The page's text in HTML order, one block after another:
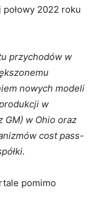
2022 roku
przychodów w
nowych modeli
w
GM) w Ohio oraz
cost pass-
pomimo